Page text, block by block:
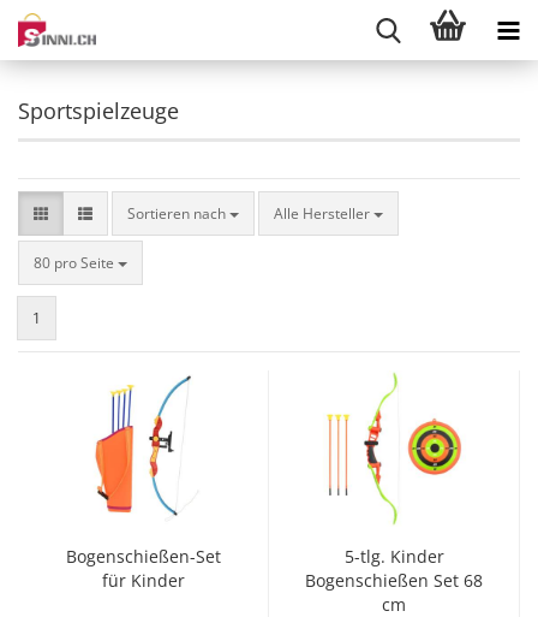
Sportspielzeuge
Sortieren nach
Sortieren nach Alle Hersteller
80 pro Seite
pro Seite
1
Bogenschießen-Set
für Kinder
5-tlg. Kinder
Bogenschießen Set 68
cm